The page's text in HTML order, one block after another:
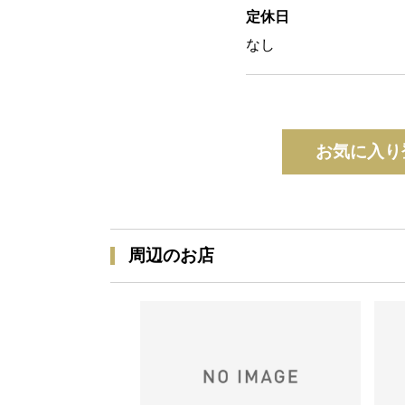
定休日
なし
お気に入
周辺のお店